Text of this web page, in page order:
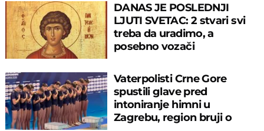
DANAS JE POSLEDNJI
LJUTI SVETAC: 2 stvari svi
treba da uradimo, a
posebno vozači
Vaterpolisti Crne Gore
spustili glave pred
intoniranje himni u
Zagrebu, region bruji o